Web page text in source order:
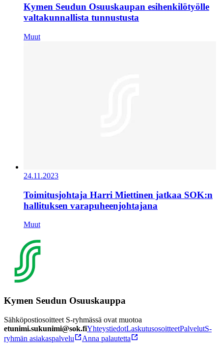
Kymen Seudun Osuuskaupan esihenkilötyölle
valtakunnallista tunnustusta
Muut
24.11.2023
Toimitusjohtaja Harri Miettinen jatkaa SOK:n
hallituksen varapuheenjohtajana
Muut
Kymen Seudun Osuuskauppa
Sähköpostiosoitteet S-ryhmässä ovat muotoa
etunimi.sukunimi@sok.fiYhteystiedotLaskutusosoitteetPalvelutS-
ryhmän asiakaspalvelu
Anna palautetta